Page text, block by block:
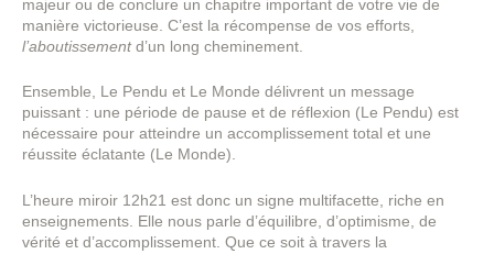
majeur ou de conclure un chapitre important de votre vie de
manière victorieuse. C’est la récompense de vos efforts,
l’aboutissementd’un long cheminement.
Ensemble, Le Pendu et Le Monde délivrent un message
puissant : une période de pause et de réflexion (Le Pendu) est
nécessaire pour atteindre un accomplissement total et une
réussite éclatante (Le Monde).
L’heure miroir 12h21 est donc un signe multifacette, riche en
enseignements. Elle nous parle d’équilibre, d’optimisme, de
vérité et d’accomplissement. Que ce soit à travers la